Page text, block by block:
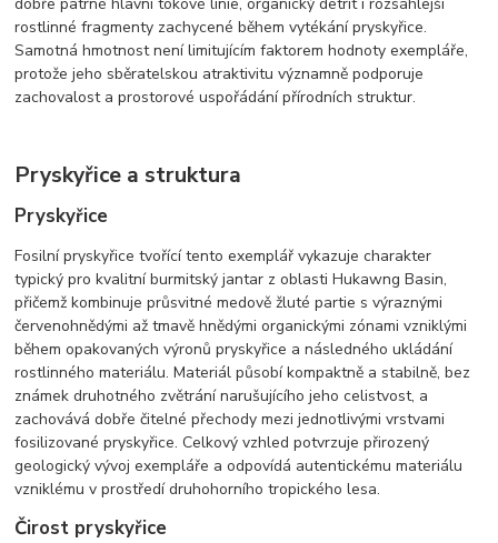
dobře patrné hlavní tokové linie, organický detrit i rozsáhlejší
rostlinné fragmenty zachycené během vytékání pryskyřice.
Samotná hmotnost není limitujícím faktorem hodnoty exempláře,
protože jeho sběratelskou atraktivitu významně podporuje
zachovalost a prostorové uspořádání přírodních struktur.
Pryskyřice a struktura
Pryskyřice
Fosilní pryskyřice tvořící tento exemplář vykazuje charakter
typický pro kvalitní burmitský jantar z oblasti Hukawng Basin,
přičemž kombinuje průsvitné medově žluté partie s výraznými
červenohnědými až tmavě hnědými organickými zónami vzniklými
během opakovaných výronů pryskyřice a následného ukládání
rostlinného materiálu. Materiál působí kompaktně a stabilně, bez
známek druhotného zvětrání narušujícího jeho celistvost, a
zachovává dobře čitelné přechody mezi jednotlivými vrstvami
fosilizované pryskyřice. Celkový vzhled potvrzuje přirozený
geologický vývoj exempláře a odpovídá autentickému materiálu
vzniklému v prostředí druhohorního tropického lesa.
Čirost pryskyřice